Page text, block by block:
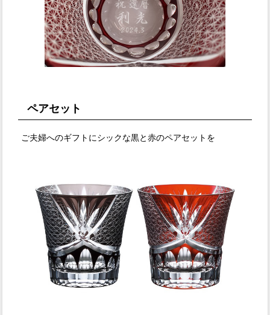
ペアセット
ご夫婦へのギフトにシックな黒と赤のペアセットを